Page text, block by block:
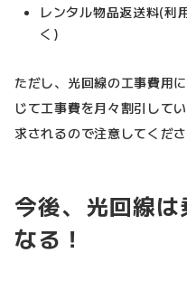
レンタル物品返送料(利
く)
ただし、光回線の工事費用
じて工事費を月々割引して
求されるので注意してくださ
今後、光回線
なる！